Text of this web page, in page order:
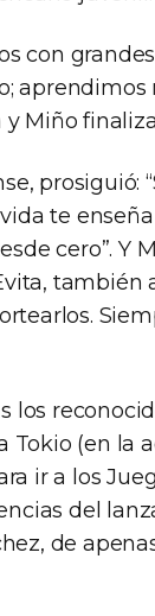
con
Miño
prosiguió:
te
cero”. Y
también
los
Tokio (en la
ir a los
del
de